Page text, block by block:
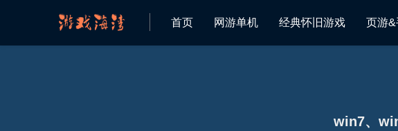
首页 网游单机 经典怀旧游戏 页游
win7、